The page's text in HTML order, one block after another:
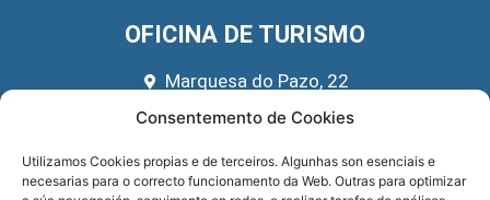
Consentemento de Cookies
Utilizamos Cookies propias e de terceiros. Algunhas son esenciais e
necesarias para o correcto funcionamento da Web. Outras para optimizar
OFICINA DE TURISMO
Marquesa do Pazo, 22
666 39 45 65